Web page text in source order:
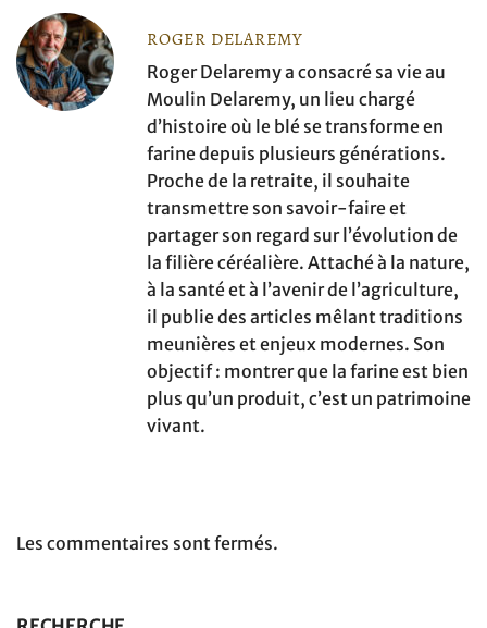
ROGER DELAREMY
Roger Delaremy a consacré sa vie au
Moulin Delaremy, un lieu chargé
d’histoire où le blé se transforme en
farine depuis plusieurs générations.
Proche de la retraite, il souhaite
transmettre son savoir-faire et
partager son regard sur l’évolution de
la filière céréalière. Attaché à la nature,
à la santé et à l’avenir de l’agriculture,
il publie des articles mêlant traditions
meunières et enjeux modernes. Son
objectif : montrer que la farine est bien
plus qu’un produit, c’est un patrimoine
vivant.
Les commentaires sont fermés.